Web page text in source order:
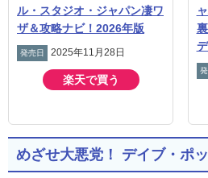
ル・スタジオ・ジャパン凄ワ
ザ＆攻略ナビ！2026年版
発売日 2025年11月28日
楽天で買う
めざせ大悪党！ デイブ・ポ